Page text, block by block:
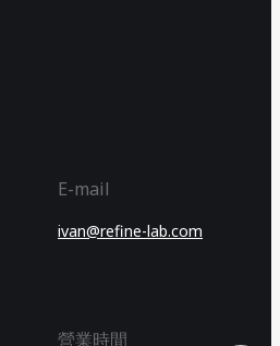
E-mail
ivan@refine-lab.com
營業時間